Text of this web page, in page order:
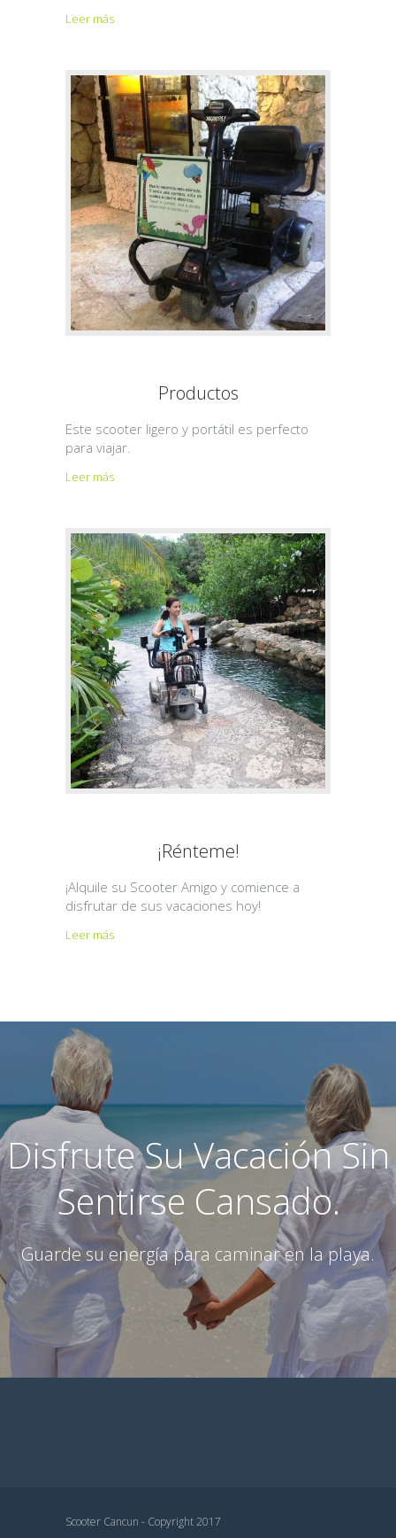
Leer más
Productos
Este scooter ligero y portátil es perfecto
para viajar.
Leer más
¡Rénteme!
¡Alquile su Scooter Amigo y comience a
disfrutar de sus vacaciones hoy!
Leer más
Disfrute Su Vacación Sin
Sentirse Cansado.
Guarde su energía para caminar en la playa.
Scooter Cancun - Copyright 2017